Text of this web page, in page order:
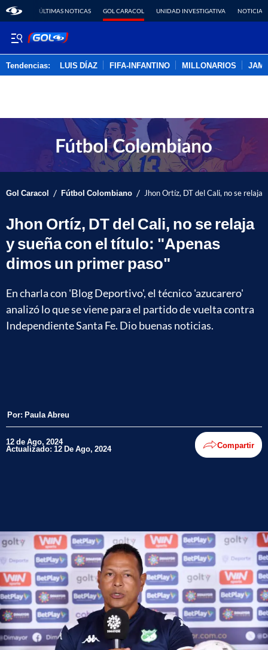
ÚLTIMAS NOTICAS GOL CARACOL UNIDAD INVESTIGATIVA NOTICIAS
Tendencias: LUIS DÍAZ FIFA-INFANTINO MILLONARIOS
Gol Caracol / Fútbol Colombiano / Jhon Ortíz, DT del Cali, no se relaja
Jhon Ortíz, DT del Cali, no se relaja
y sueña con el título: "Apenas
dimos un primer paso"
En charla con 'Blog Deportivo', el técnico 'azucarero'
analizó lo que se viene para el partido de vuelta contra
Independiente Santa Fe. Dio buenas noticias.
Por: Paula Abreu
12 de Ago, 2024
Actualizado: 12 De Ago, 2024 Compartir